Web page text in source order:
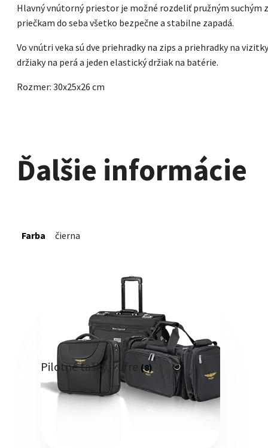
Hlavný vnútorný priestor je možné rozdeliť pružným suchým
priečkam do seba všetko bezpečne a stabilne zapadá.
Vo vnútri veka sú dve priehradky na zips a priehradky na
držiaky na perá a jeden elastický držiak na batérie.
Rozmer: 30x25x26 cm
Ďalšie informácie
Farba čierna
Pilotné tašky, kufre (8)